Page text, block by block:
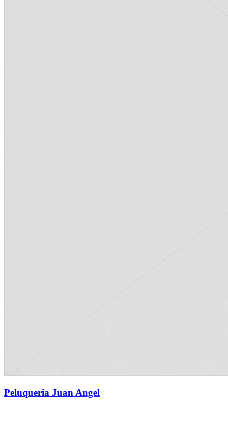
Peluqueria Juan Angel